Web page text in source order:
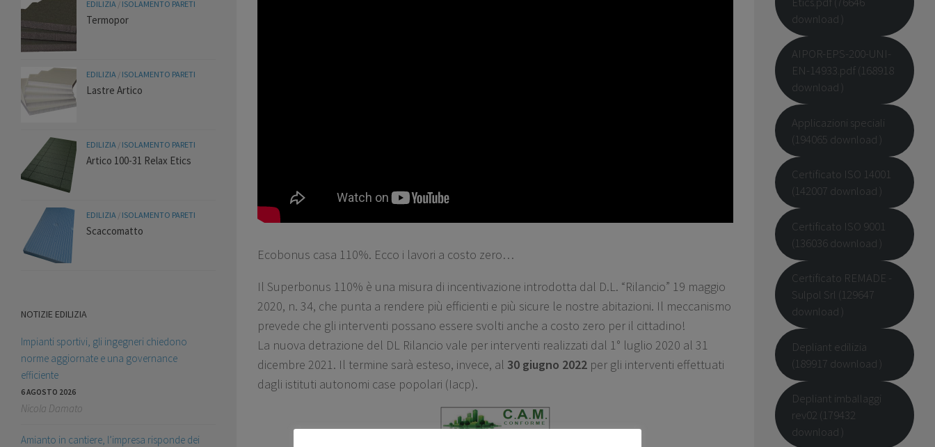
Ecobonus casa 110%. Ecco i lavori a costo zero…
Il Superbonus 110% è una misura di incentivazione introdotta dal D.L. “Rilancio” 19 maggio
2020, n. 34, che punta a rendere più efficienti e più sicure le nostre abitazioni. Il meccanismo
prevede che gli interventi possano essere svolti anche a costo zero per il cittadino!
La nuova detrazione del DL Rilancio vale per interventi realizzati dal 1° luglio 2020 al 31
dicembre 2021. Il termine sarà esteso, invece, al 30 giugno 2022 per gli interventi effettuati
dagli istituti autonomi case popolari (Iacp).
EDILIZIA / ISOLAMENTO PARETI
Termopor
EDILIZIA / ISOLAMENTO PARETI
Lastre Artico
EDILIZIA / ISOLAMENTO PARETI
Artico 100-31 Relax Etics
EDILIZIA / ISOLAMENTO PARETI
Scaccomatto
NOTIZIE EDILIZIA
Impianti sportivi, gli ingegneri chiedono
norme aggiornate e una governance
efficiente
6 AGOSTO 2026
Nicola Damato
Amianto in cantiere, l’impresa risponde dei
download )
AIPOR-EPS-200-UNI-
EN-14933.pdf (168918
download )
Applicazioni speciali
(194065 download )
Certificato ISO 14001
(142007 download )
Certificato ISO 9001
(136036 download )
Certificato REMADE -
Sulpol Srl (129647
download )
Depliant edilizia
(189917 download )
Depliant imballaggi
rev02 (179432
download )